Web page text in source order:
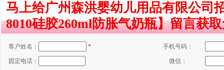
马上给广州森洪婴幼儿用品有限公司
8010硅胶260ml防胀气奶瓶】留言获
客户姓名： * 手机号码：
固定电话： 微信：